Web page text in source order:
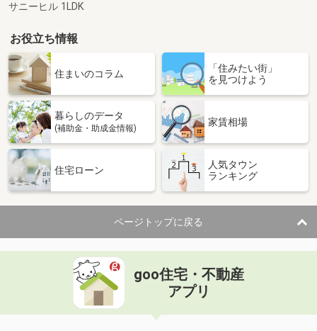
サニーヒル 1LDK
お役立ち情報
住まいのコラム
「住みたい街」
を見つけよう
暮らしのデータ
(補助金・助成金情報)
家賃相場
住宅ローン
人気タウン
ランキング
ページトップに戻る
goo住宅・不動産
アプリ